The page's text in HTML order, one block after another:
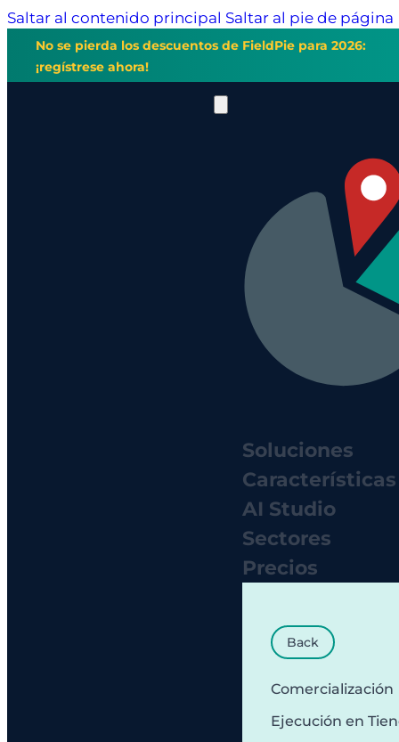
Saltar al contenido principal Saltar al pie de página
No se pierda los descuentos de FieldPie para 2026:
¡regístrese ahora!
Soluciones
Características
AI Studio
Sectores
Precios
Back
Comercialización
Ejecución en